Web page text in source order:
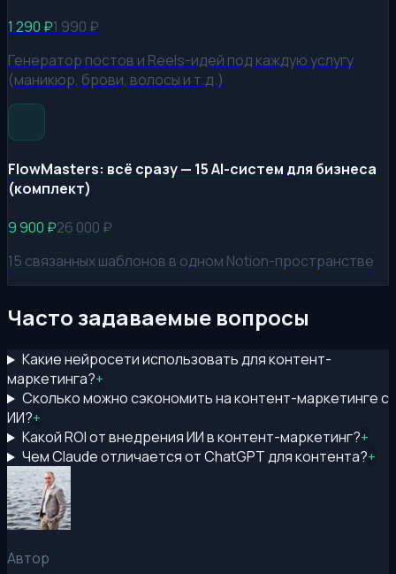
1 290 ₽1 990 ₽
Генератор постов и Reels-идей под каждую услугу
(маникюр, брови, волосы и т.д.)
FlowMasters: всё сразу — 15 AI-систем для бизнеса
(комплект)
9 900 ₽26 000 ₽
15 связанных шаблонов в одном Notion-пространстве
Часто задаваемые вопросы
Какие нейросети использовать для контент-
маркетинга?+
Сколько можно сэкономить на контент-маркетинге с
ИИ?+
Какой ROI от внедрения ИИ в контент-маркетинг?+
Чем Claude отличается от ChatGPT для контента?+
Автор